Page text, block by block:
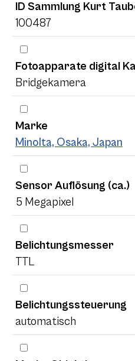
ID Sammlung Kurt
100487
Fotoapparate digital
Bridgekamera
Marke
Minolta, Osaka, Japan
Sensor Auflösung (ca.)
5 Megapixel
Belichtungsmesser
TTL
Belichtungssteuerung
automatisch